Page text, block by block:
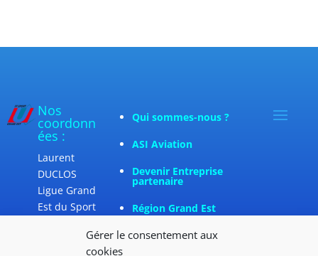
Gérer le consentement aux
cookies
Nos
coordonn
ées :
Laurent
DUCLOS
Ligue Grand
Est du Sport
Qui sommes-nous ?
ASI Aviation
Devenir Entreprise
partenaire
Région Grand Est